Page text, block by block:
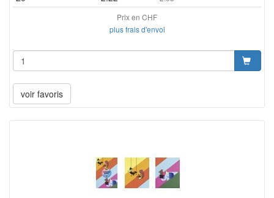
Prix en CHF
plus frais d'envoi
voir favoris